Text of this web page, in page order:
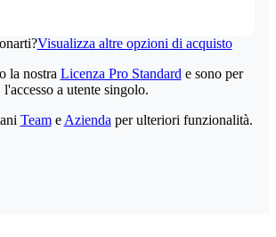
Visualizza altre opzioni di acquisto
la nostra Licenza Pro Standard e sono per
l'accesso a utente singolo.
Teame Azienda per ulteriori funzionalità.